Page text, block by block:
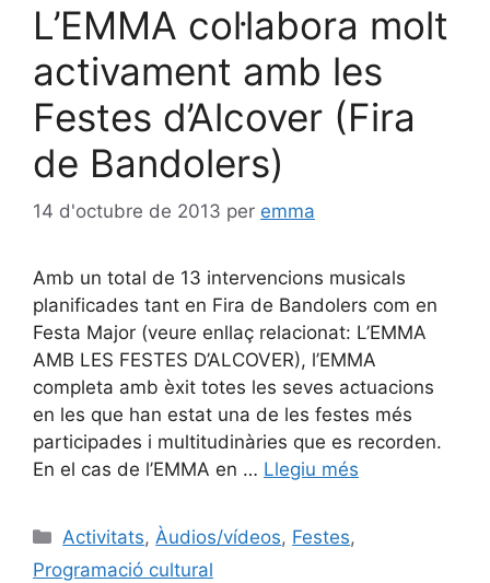
L’EMMA col·labora molt
activament amb les
Festes d’Alcover (Fira
de Bandolers)
14 d'octubre de 2013 per emma
Amb un total de 13 intervencions musicals
planificades tant en Fira de Bandolers com en
Festa Major (veure enllaç relacionat: L’EMMA
AMB LES FESTES D’ALCOVER), l’EMMA
completa amb èxit totes les seves actuacions
en les que han estat una de les festes més
participades i multitudinàries que es recorden.
En el cas de l’EMMA en … Llegiu més
Activitats,Àudios/vídeos, Festes,
Programació cultural